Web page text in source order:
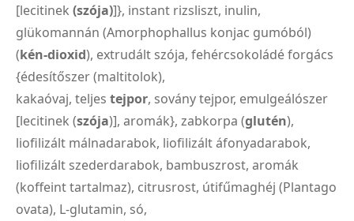
[lecitinek (szója)]}, instant rizsliszt, inulin,
glükomannán (Amorphophallus konjac gumóból)
(kén-dioxid), extrudált szója, fehércsokoládé forgács
{édesítőszer (maltitolok),
kakaóvaj, teljes tejpor, sovány tejpor, emulgeálószer
[lecitinek (szója)], aromák}, zabkorpa (glutén),
liofilizált málnadarabok, liofilizált áfonyadarabok,
liofilizált szederdarabok, bambuszrost, aromák
(koffeint tartalmaz), citrusrost, útifűmaghéj (Plantago
ovata), L-glutamin, só,